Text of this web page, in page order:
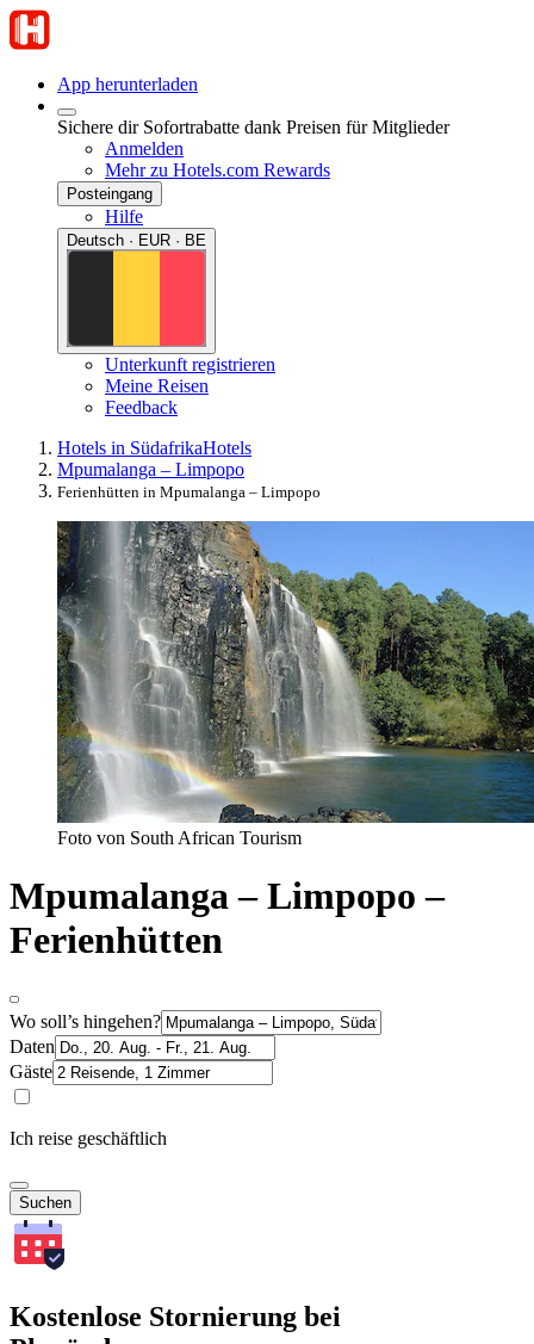
App herunterladen
Sichere dir Sofortrabatte dank Preisen für Mitglieder
Anmelden
Mehr zu Hotels.com Rewards
Posteingang
Hilfe
Deutsch · EUR · BE
Unterkunft registrieren
Meine Reisen
Feedback
Hotels in SüdafrikaHotels
Mpumalanga – Limpopo
Ferienhütten in Mpumalanga – Limpopo
Foto von South African Tourism
Mpumalanga – Limpopo –
Ferienhütten
Wo soll’s hingehen?
Daten
Gäste
Ich reise geschäftlich
Suchen
Kostenlose Stornierung bei